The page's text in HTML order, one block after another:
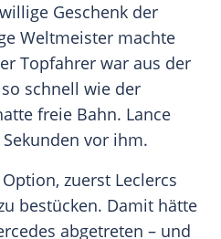
Geschenk der
Weltmeister machte
Topfahrer war aus der
schnell wie der
freie Bahn. Lance
vor ihm.
zuerst Leclercs
bestücken. Damit hätte
abgetreten – und